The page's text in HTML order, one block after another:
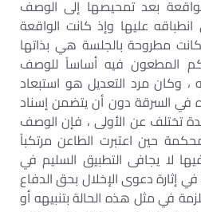
بعد تمحيصها إلى الوصف
عليها وإذ كانت الواقعة
كانت مطروحة بالجلسة هي بذاتها
المطعون فيه أساساً للوصف
، وكان مرد التعديل هو استبعاد
في السرقة دون أن يتضمن إسناد
تختلف عن الأولى ، فإن الوصف
حين اعتبرت الطاعن مرتكباً
لا يجافى التطبيق السليم في
إثارة دعوى الإخلال بحق الدفاع
في مثل هذه الحالة بتنبيهه أو